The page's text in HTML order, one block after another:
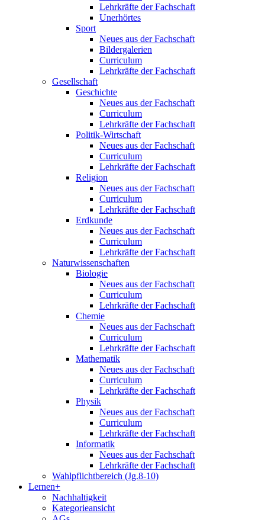
Lehrkräfte der Fachschaft
Unerhörtes
Sport
Neues aus der Fachschaft
Bildergalerien
Curriculum
Lehrkräfte der Fachschaft
Gesellschaft
Geschichte
Neues aus der Fachschaft
Curriculum
Lehrkräfte der Fachschaft
Politik-Wirtschaft
Neues aus der Fachschaft
Curriculum
Lehrkräfte der Fachschaft
Religion
Neues aus der Fachschaft
Curriculum
Lehrkräfte der Fachschaft
Erdkunde
Neues aus der Fachschaft
Curriculum
Lehrkräfte der Fachschaft
Naturwissenschaften
Biologie
Neues aus der Fachschaft
Curriculum
Lehrkräfte der Fachschaft
Chemie
Neues aus der Fachschaft
Curriculum
Lehrkräfte der Fachschaft
Mathematik
Neues aus der Fachschaft
Curriculum
Lehrkräfte der Fachschaft
Physik
Neues aus der Fachschaft
Curriculum
Lehrkräfte der Fachschaft
Informatik
Neues aus der Fachschaft
Lehrkräfte der Fachschaft
Wahlpflichtbereich (Jg.8-10)
Lernen+
Nachhaltigkeit
Kategorieansicht